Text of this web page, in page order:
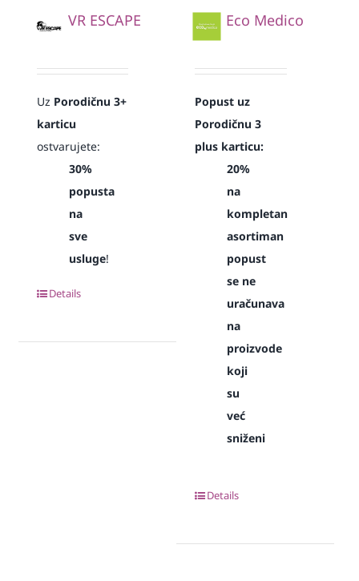
VR ESCAPE
Uz Porodičnu 3+
karticu
ostvarujete:
30%
popusta
na
sve
usluge!
Details
Eco Medico
Popust uz
Porodičnu 3
plus karticu:
20%
na
kompletan
asortiman
popust
se ne
uračunava
na
proizvode
koji
su
već
sniženi
Details